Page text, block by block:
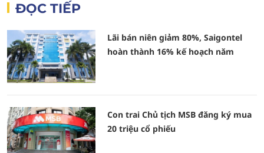
ĐỌC TIẾP
Lãi bán niên giảm 80%, Saigontel
hoàn thành 16% kế hoạch năm
Con trai Chủ tịch MSB đăng ký mua
20 triệu cổ phiếu